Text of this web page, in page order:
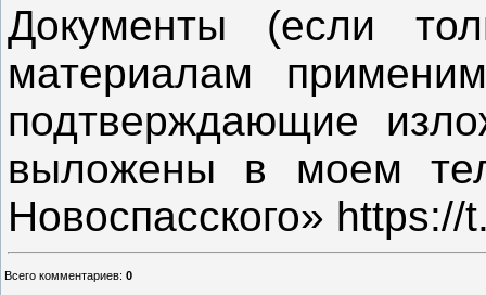
Документы (если
материалам
подтверждающие
выложены в моем
Новоспасского» https://
Всего комментариев: 0